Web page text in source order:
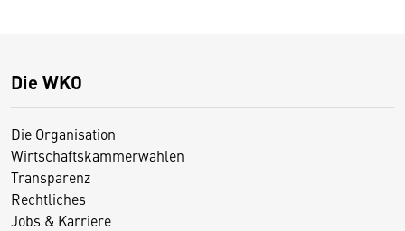
Die WKO
Die Organisation
Wirtschaftskammerwahlen
Transparenz
Rechtliches
Jobs & Karriere